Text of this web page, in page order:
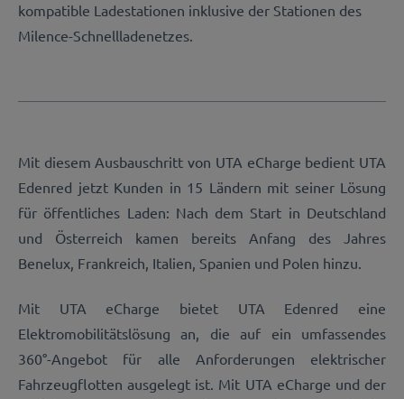
kompatible Ladestationen inklusive der Stationen des
Milence-Schnellladenetzes.
Mit diesem Ausbauschritt von UTA eCharge bedient UTA
Edenred jetzt Kunden in 15 Ländern mit seiner Lösung
für öffentliches Laden: Nach dem Start in Deutschland
und Österreich kamen bereits Anfang des Jahres
Benelux, Frankreich, Italien, Spanien und Polen hinzu.
Mit UTA eCharge bietet UTA Edenred eine
Elektromobilitätslösung an, die auf ein umfassendes
360°-Angebot für alle Anforderungen elektrischer
Fahrzeugflotten ausgelegt ist. Mit UTA eCharge und der